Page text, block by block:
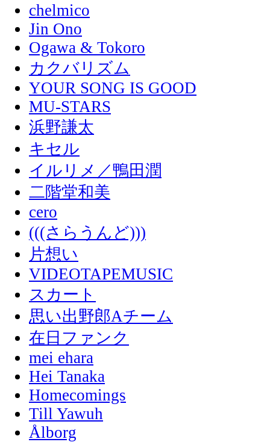
chelmico
Jin Ono
Ogawa & Tokoro
カクバリズム
YOUR SONG IS GOOD
MU-STARS
浜野謙太
キセル
イルリメ／鴨田潤
二階堂和美
cero
(((さらうんど)))
片想い
VIDEOTAPEMUSIC
スカート
思い出野郎Aチーム
在日ファンク
mei ehara
Hei Tanaka
Homecomings
Till Yawuh
Ålborg